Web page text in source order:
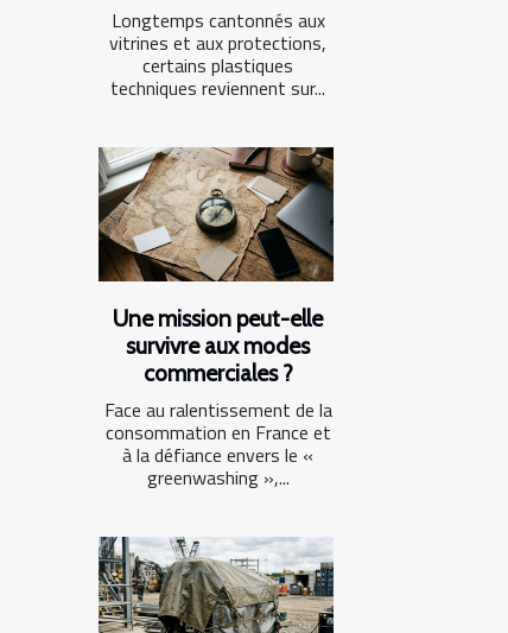
Longtemps cantonnés aux
vitrines et aux protections,
certains plastiques
techniques reviennent sur...
Une mission peut-elle
survivre aux modes
commerciales ?
Face au ralentissement de la
consommation en France et
à la défiance envers le «
greenwashing »,...